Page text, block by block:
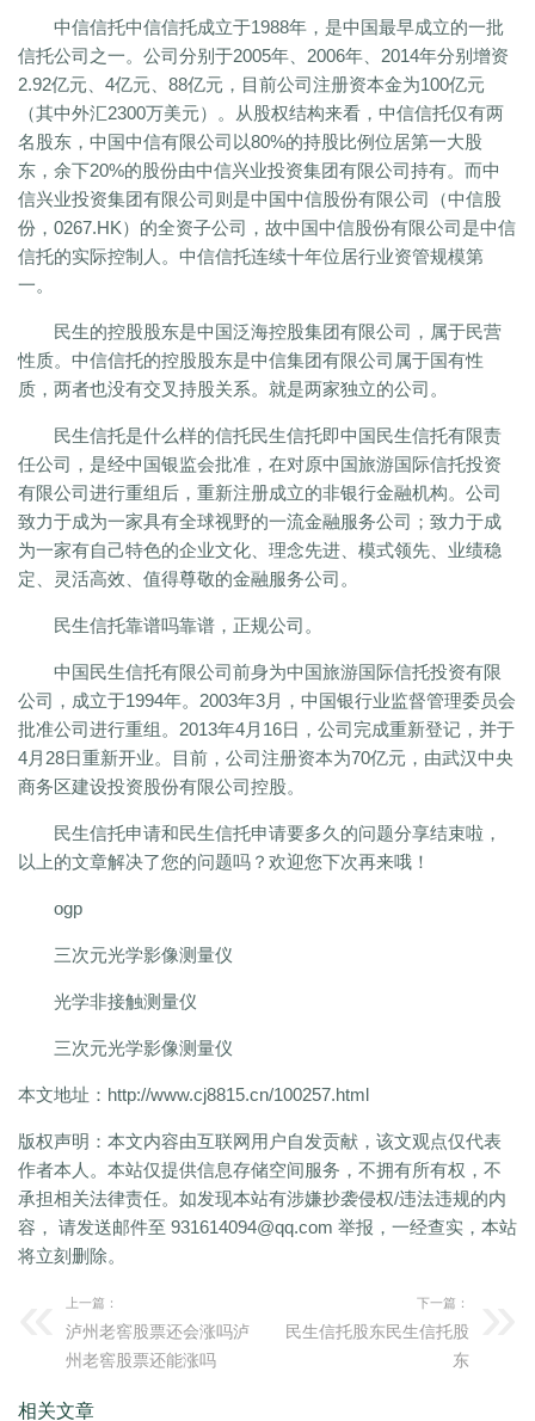
中信信托中信信托成立于1988年，是中国最早成立的一批
信托公司之一。公司分别于2005年、2006年、2014年分别增资
2.92亿元、4亿元、88亿元，目前公司注册资本金为100亿元
（其中外汇2300万美元）。从股权结构来看，中信信托仅有两
名股东，中国中信有限公司以80%的持股比例位居第一大股
东，余下20%的股份由中信兴业投资集团有限公司持有。而中
信兴业投资集团有限公司则是中国中信股份有限公司（中信股
份，0267.HK）的全资子公司，故中国中信股份有限公司是中信
信托的实际控制人。中信信托连续十年位居行业资管规模第
一。
民生的控股股东是中国泛海控股集团有限公司，属于民营
性质。中信信托的控股股东是中信集团有限公司属于国有性
质，两者也没有交叉持股关系。就是两家独立的公司。
民生信托是什么样的信托民生信托即中国民生信托有限责
任公司，是经中国银监会批准，在对原中国旅游国际信托投资
有限公司进行重组后，重新注册成立的非银行金融机构。公司
致力于成为一家具有全球视野的一流金融服务公司；致力于成
为一家有自己特色的企业文化、理念先进、模式领先、业绩稳
定、灵活高效、值得尊敬的金融服务公司。
民生信托靠谱吗靠谱，正规公司。
中国民生信托有限公司前身为中国旅游国际信托投资有限
公司，成立于1994年。2003年3月，中国银行业监督管理委员会
批准公司进行重组。2013年4月16日，公司完成重新登记，并于
4月28日重新开业。目前，公司注册资本为70亿元，由武汉中央
商务区建设投资股份有限公司控股。
民生信托申请和民生信托申请要多久的问题分享结束啦，
以上的文章解决了您的问题吗？欢迎您下次再来哦！
ogp
三次元光学影像测量仪
光学非接触测量仪
三次元光学影像测量仪
本文地址： http://www.cj8815.cn/100257.html
版权声明： 本文内容由互联网用户自发贡献，该文观点仅代表
作者本人。本站仅提供信息存储空间服务，不拥有所有权，不
承担相关法律责任。如发现本站有涉嫌抄袭侵权/违法违规的内
容， 请发送邮件至 931614094@qq.com 举报，一经查实，本站
将立刻删除。
上一篇：
泸州老窖股票还会涨吗泸
州老窖股票还能涨吗
下一篇：
民生信托股东民生信托股
东
相关文章